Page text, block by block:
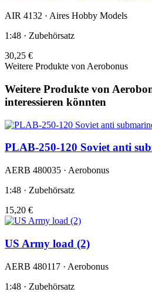
AIR 4132 · Aires Hobby Models
1:48 · Zubehörsatz
30,25 €
Weitere Produkte von Aerobonus
Weitere Produkte von
interessieren könnten
PLAB-250-120 Soviet anti
AERB 480035 · Aerobonus
1:48 · Zubehörsatz
15,20 €
US Army load (2)
AERB 480117 · Aerobonus
1:48 · Zubehörsatz